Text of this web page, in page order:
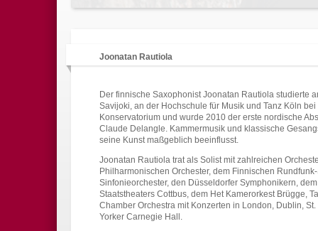
Joonatan Rautiola
Der finnische Saxophonist Joonatan Rautiola studierte
Savijoki, an der Hochschule für Musik und Tanz Köln
Konservatorium und wurde 2010 der erste nordische
Claude Delangle. Kammermusik und klassische
seine Kunst maßgeblich beeinflusst.
Joonatan Rautiola trat als Solist mit zahlreichen
Philharmonischen Orchester, dem Finnischen
Sinfonieorchester, den Düsseldorfer Symphonikern,
Staatstheaters Cottbus, dem Het Kamerorkest Brügge,
Chamber Orchestra mit Konzerten in London, Dublin,
Yorker Carnegie Hall.